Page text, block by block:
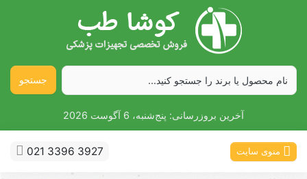
جستجو
آخرین بروزرسانی: پنج‌شنبه، 6 آگوست 2026
منوی سایت 021 3396 3927